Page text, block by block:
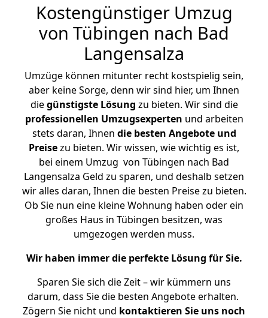
Kostengünstiger Umzug
von Tübingen nach Bad
Langensalza
Umzüge können mitunter recht kostspielig sein,
aber keine Sorge, denn wir sind hier, um Ihnen
diegünstigste Lösung zu bieten. Wir sind die
professionellen Umzugsexperten und arbeiten
stets daran, Ihnen die besten Angebote und
Preisezu bieten. Wir wissen, wie wichtig es ist,
bei einem Umzug von Tübingen nach Bad
Langensalza Geld zu sparen, und deshalb setzen
wir alles daran, Ihnen die besten Preise zu bieten.
Ob Sie nun eine kleine Wohnung haben oder ein
großes Haus in Tübingen besitzen, was
umgezogen werden muss.
Wir haben immer die perfekte Lösung für Sie.
Sparen Sie sich die Zeit – wir kümmern uns
darum, dass Sie die besten Angebote erhalten.
Zögern Sie nicht und kontaktieren Sie uns noch